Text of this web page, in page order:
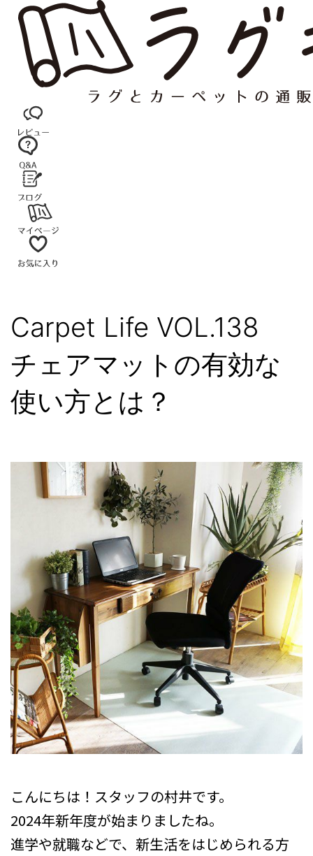
Carpet Life VOL.138
チェアマットの有効な
使い方とは？
こんにちは！スタッフの村井です。
2024年新年度が始まりましたね。
進学や就職などで、新生活をはじめられる方